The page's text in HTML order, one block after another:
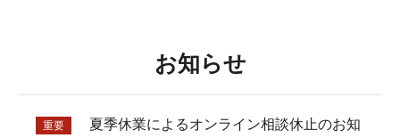
お知らせ
重要
夏季休業によるオンライン相談休止のお知